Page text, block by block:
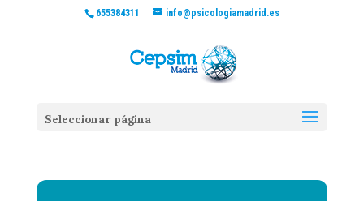
655384311 info@psicologiamadrid.es
Seleccionar página